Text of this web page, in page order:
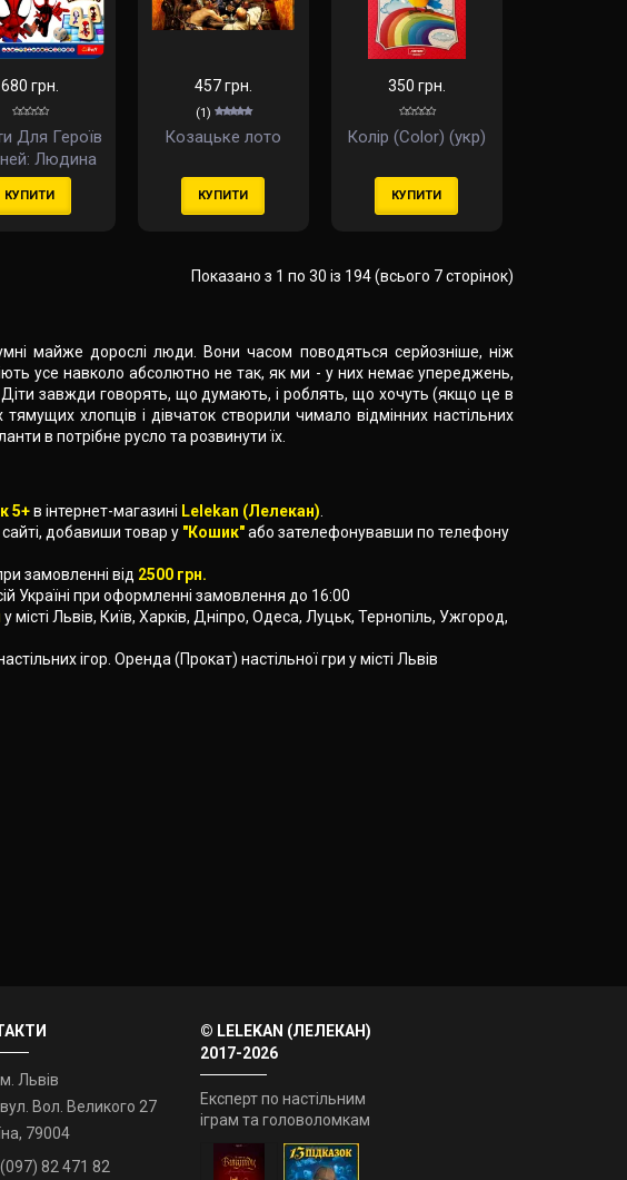
680 грн.
Для Героїв
Людина
(Hero Quest
Spidey And
КУПИТИ
457 грн.
(1)
Козацьке лото
КУПИТИ
350 грн.
Колір (Color) (укр)
КУПИТИ
Показано з 1 по 30 із 194 (всього 7 сторінок)
майже дорослі люди. Вони часом поводяться серйозніше, ніж
усе навколо абсолютно не так, як ми - у них немає упереджень,
Діти завжди говорять, що думають, і роблять, що хочуть (якщо це в
хлопців і дівчаток створили чимало відмінних настільних
в потрібне русло та розвинути їх.
5+в інтернет-магазині Lelekan (Лелекан)
добавиши товар у "Кошик"або зателефонувавши по телефону
замовленні від 2500 грн.
Україні при оформленні замовлення до 16:00
у місті Львів, Київ, Харків, Дніпро, Одеса, Луцьк, Тернопіль, Ужгород,
ігор. Оренда (Прокат) настільної гри у місті Львів
м. Львів
вул. Вол. Великого 27
79004
(097) 82 471 82
© LELEKAN (ЛЕЛЕКАН)
2017-2026
Експерт по настільним
іграм та головоломкам